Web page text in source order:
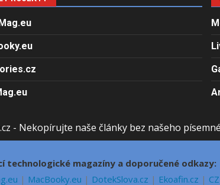
- Nekopírujte naše články bez našeho
technologické magazíny a doporučené odkazy:
| MacBooky.eu | DotekSlova.cz | Ekoafin.cz |